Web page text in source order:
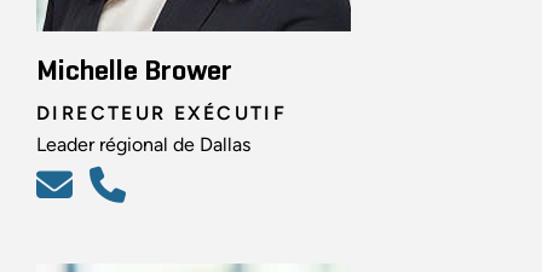
Michelle Brower
DIRECTEUR EXÉCUTIF
Leader régional de Dallas